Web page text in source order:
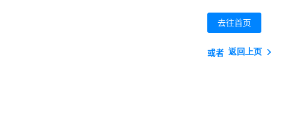
去往首页
或者 返回上页